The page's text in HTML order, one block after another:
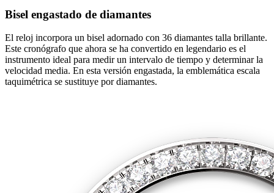
Bisel engastado de diamantes
El reloj incorpora un bisel adornado con 36 diamantes talla brillante.
Este cronógrafo que ahora se ha convertido en legendario es el
instrumento ideal para medir un intervalo de tiempo y determinar la
velocidad media. En esta versión engastada, la emblemática escala
taquimétrica se sustituye por diamantes.